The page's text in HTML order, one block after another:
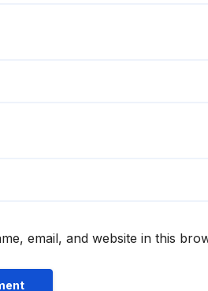
email, and website in this